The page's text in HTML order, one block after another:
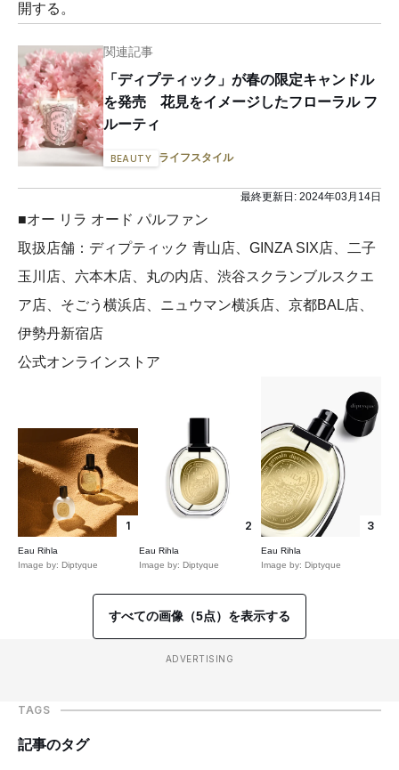
開する。
関連記事
「ディプティック」が春の限定キャンドル
を発売 花見をイメージしたフローラル フ
ルーティ
BEAUTY ライフスタイル
最終更新日: 2024年03月14日
■オー リラ オード パルファン
取扱店舗：ディプティック 青山店、GINZA SIX店、二子
玉川店、六本木店、丸の内店、渋谷スクランブルスクエ
ア店、そごう横浜店、ニュウマン横浜店、京都BAL店、
伊勢丹新宿店
公式オンラインストア
1
Eau Rihla
Image by: Diptyque
2
Eau Rihla
Image by: Diptyque
3
Eau Rihla
Image by: Diptyque
すべての画像（5点）を表示する
ADVERTISING
TAGS
記事のタグ